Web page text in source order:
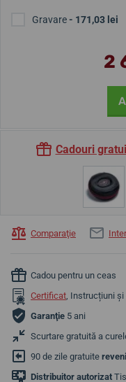
Gravare- 171,03 lei
2
Cadouri
Comparaţie
Cadou pentru un ceas
Certificat, Instrucțiuni
Garanţie 5 ani
Scurtare gratuită a
90 de zile gratuite reveni
Distribuitor autorizat